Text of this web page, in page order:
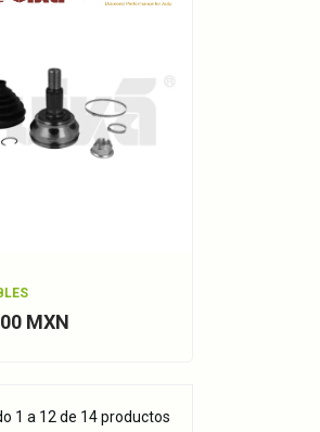
MXN
1 a 12 de 14 productos